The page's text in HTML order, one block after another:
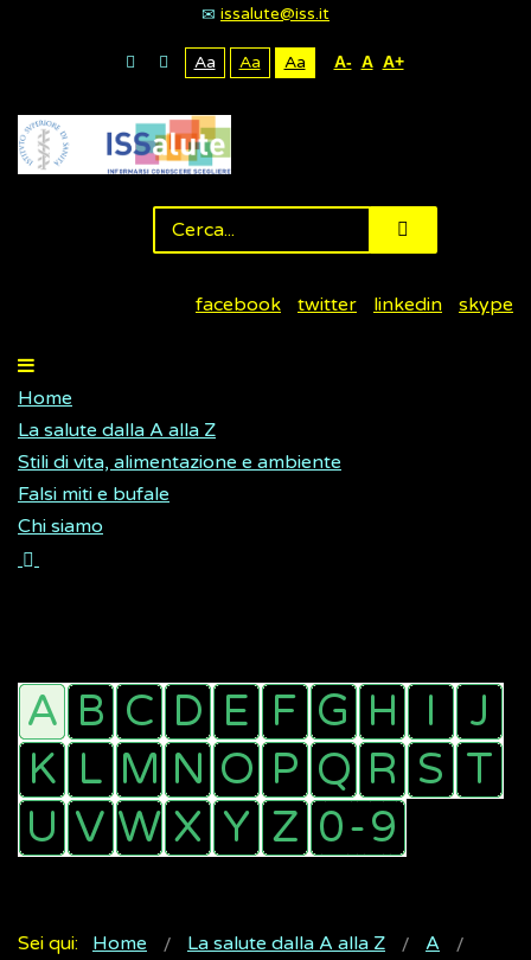
issalute@iss.it
Aa Aa Aa A- A A+
facebook twitter linkedin skype
Home
La salute dalla A alla Z
Stili di vita, alimentazione e ambiente
Falsi miti e bufale
Chi siamo
Sei qui: Home La salute dalla A alla Z
A